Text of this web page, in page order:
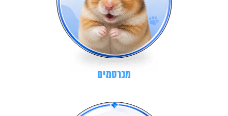
מכרסמים